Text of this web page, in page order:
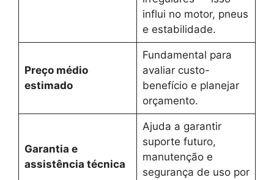
influi no motor, pneus
e estabilidade.
Preço médio
estimado
Fundamental para
avaliar custo-
benefício e planejar
orçamento.
Garantia e
assistência técnica
Ajuda a garantir
suporte futuro,
manutenção e
segurança de uso por